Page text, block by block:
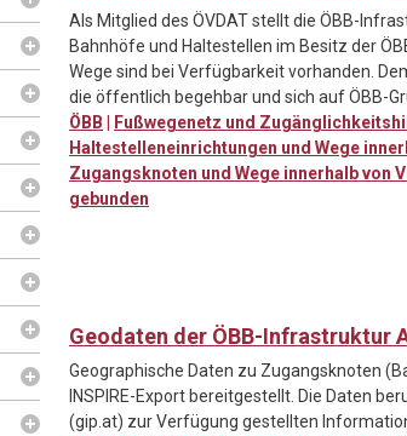
Als Mitglied des ÖVDAT stellt die ÖBB-
Bahnhöfe und Haltestellen im Besitz der
Wege sind bei Verfügbarkeit vorhanden.
die öffentlich begehbar und sich auf ÖBB-
ÖBB | Fußwegenetz und
Haltestelleneinrichtungen und Wege
Zugangsknoten und Wege innerhalb von
gebunden
Geodaten der ÖBB-Infrastruktur
Geographische Daten zu Zugangsknoten
INSPIRE-Export bereitgestellt. Die Daten
(gip.at) zur Verfügung gestellten